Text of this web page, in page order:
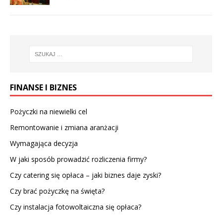
FINANSE I BIZNES
Pożyczki na niewielki cel
Remontowanie i zmiana aranżacji
Wymagająca decyzja
W jaki sposób prowadzić rozliczenia firmy?
Czy catering się opłaca – jaki biznes daje zyski?
Czy brać pożyczkę na święta?
Czy instalacja fotowoltaiczna się opłaca?